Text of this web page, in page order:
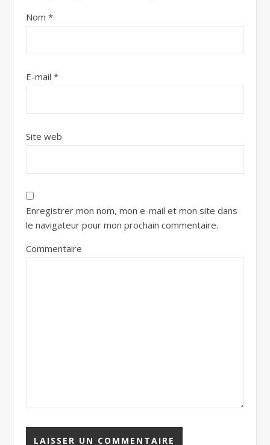
Nom *
E-mail *
Site web
Enregistrer mon nom, mon e-mail et mon site dans
le navigateur pour mon prochain commentaire.
Commentaire